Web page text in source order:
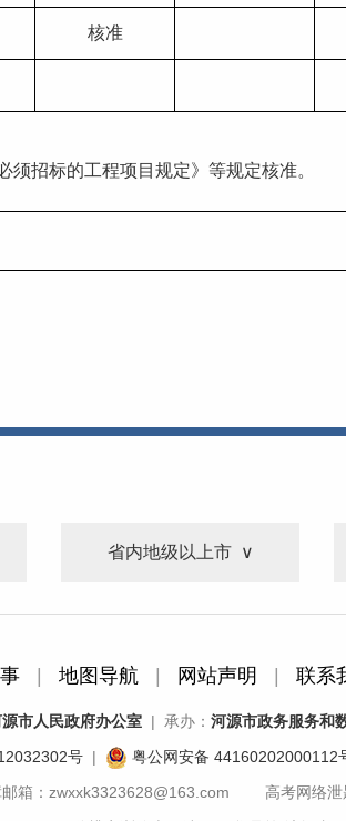
核准
招标的工程项目规定》等规定核准。
省内地级以上市
地图导航 网站声明 联系
市人民政府办公室 | 承办： 河源市政务服务和
号 | 粤公网安备 44160202000112
邮箱：zwxxk3323628@163.com 高考网络泄